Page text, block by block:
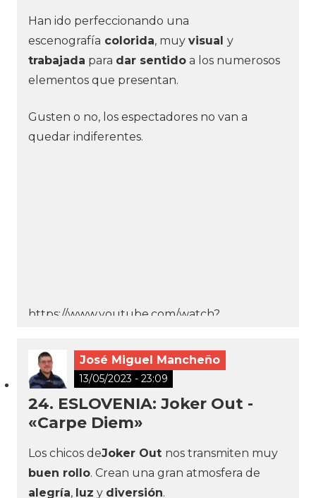
Han ido perfeccionando una
escenografía colorida, muy visual y
trabajada para dar sentido a los numerosos
elementos que presentan.
Gusten o no, los espectadores no van a
quedar indiferentes.
https://www.youtube.com/watch?
José Miguel Mancheño
13/05/2023 - 23:09
24. ESLOVENIA: Joker Out -
«Carpe Diem»
Los chicos deJoker Out nos transmiten muy
buen rollo. Crean una gran atmosfera de
alegría, luz y diversión.